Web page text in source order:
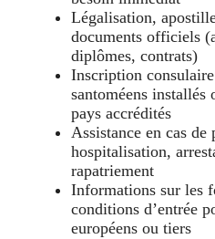
Légalisation,
documents officiels
diplômes, contrats)
Inscription
santoméens installés
pays accrédités
Assistance en cas de
hospitalisation,
rapatriement
Informations sur les
conditions d’entrée
européens ou tiers